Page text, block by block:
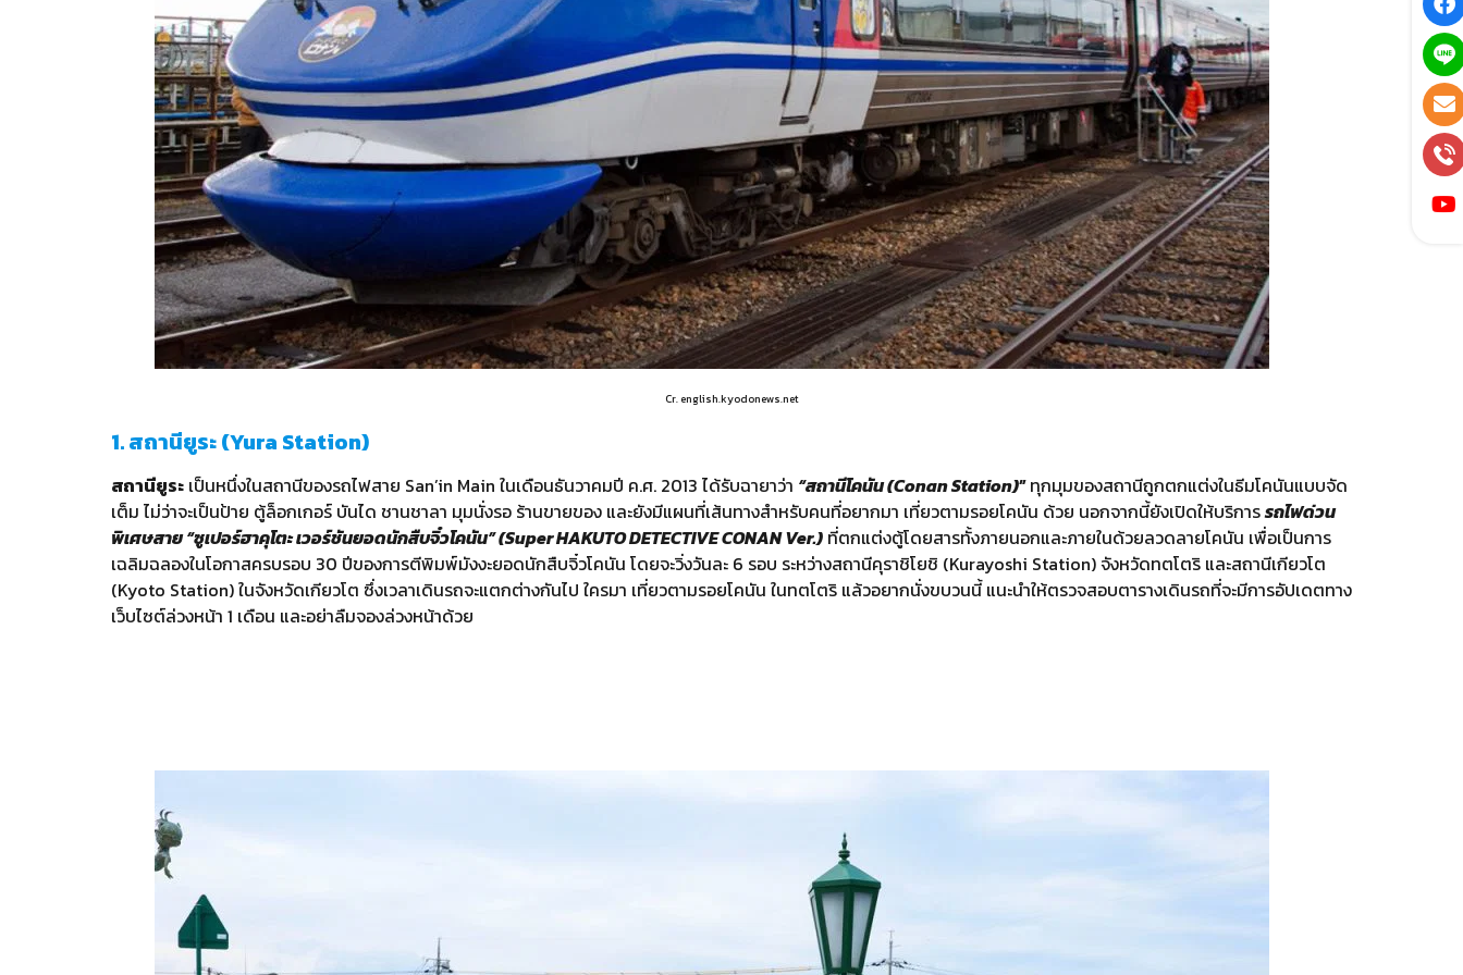
Cr. english.kyodonews.net
1. สถานียูระ (Yura Station)
สถานียูระ เป็นหนึ่งในสถานีของรถไฟสาย San’in Main ในเดือนธันวาคมปี ค.ศ. 2013 ได้รับฉายาว่า “สถานีโคนัน (Conan Station)”ทุกมุมของสถานีถูกตกแต่งในธีมโคนันแบบจัด
เต็ม ไม่ว่าจะเป็นป้าย ตู้ล็อกเกอร์ บันได ชานชาลา มุมนั่งรอ ร้านขายของ และยังมีแผนที่เส้นทางสำหรับคนที่อยากมา เที่ยวตามรอยโคนัน ด้วย นอกจากนี้ยังเปิดให้บริการรถไฟด่วน
พิเศษสาย “ซูเปอร์ฮาคุโตะ เวอร์ชันยอดนักสืบจิ๋วโคนัน” (Super HAKUTO DETECTIVE CONAN Ver.) ที่ตกแต่งตู้โดยสารทั้งภายนอกและภายในด้วยลวดลายโคนัน เพื่อเป็นการ
เฉลิมฉลองในโอกาสครบรอบ 30 ปีของการตีพิมพ์มังงะยอดนักสืบจิ๋วโคนัน โดยจะวิ่งวันละ 6 รอบ ระหว่างสถานีคุราชิโยชิ (Kurayoshi Station) จังหวัดทตโตริ และสถานีเกียวโต
(Kyoto Station) ในจังหวัดเกียวโต ซึ่งเวลาเดินรถจะแตกต่างกันไป ใครมา เที่ยวตามรอยโคนัน ในทตโตริ แล้วอยากนั่งขบวนนี้ แนะนำให้ตรวจสอบตารางเดินรถที่จะมีการอัปเดตทาง
เว็บไซต์ล่วงหน้า 1 เดือน และอย่าลืมจองล่วงหน้าด้วย